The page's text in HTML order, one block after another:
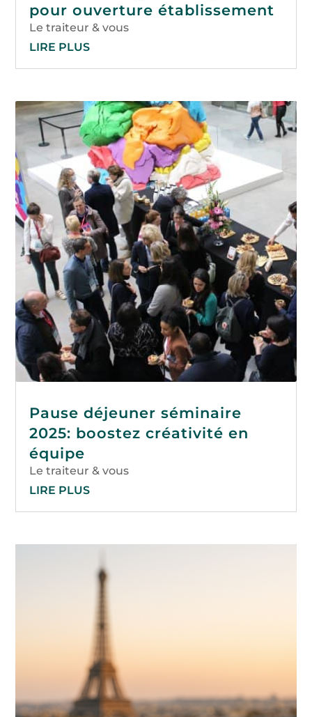
pour ouverture établissement
Le traiteur & vous
LIRE PLUS
Pause déjeuner séminaire
2025: boostez créativité en
équipe
Le traiteur & vous
LIRE PLUS